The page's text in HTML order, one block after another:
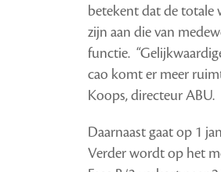
betekent dat de totale
zijn aan die van
functie.
cao komt er meer
Koops, directeur ABU.
Daarnaast gaat op 1
Verder wordt op het